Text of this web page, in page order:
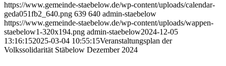
https://www.gemeinde-staebelow.de/wp-content/uploads/calendar-
geda051fb2_640.png 639 640 admin-staebelow
https://www.gemeinde-staebelow.de/wp-content/uploads/wappen-
staebelow1-320x194.png admin-staebelow2024-12-05
13:16:152025-03-04 10:55:15Veranstaltungsplan der
Volkssolidarität Stäbelow Dezember 2024